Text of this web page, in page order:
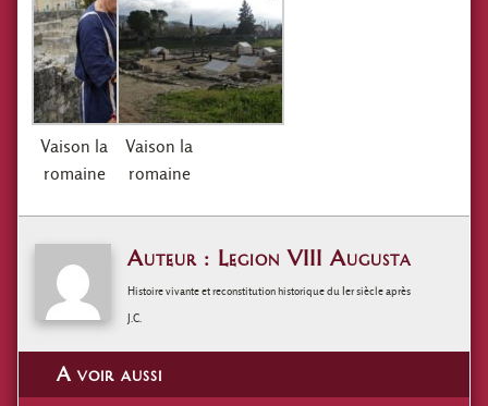
Vaison la
romaine
Vaison la
romaine
Auteur : Legion VIII Augusta
Histoire vivante et reconstitution historique du Ier siècle après
J.C.
A voir aussi